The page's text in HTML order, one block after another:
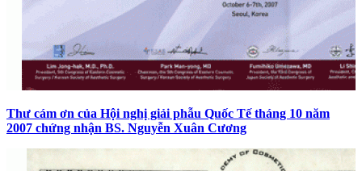
Thư cám ơn của Hội nghị giải phẫu Quốc Tế tháng 10 năm
2007 chứng nhận BS. Nguyễn Xuân Cương